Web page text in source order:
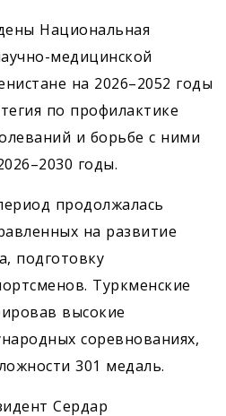
Национальная
медицинской
на 2026–2052 годы
по профилактике
и борьбе с ними
годы.
продолжалась
на развитие
подготовку
Туркменские
высокие
соревнованиях,
301 медаль.
Сердар